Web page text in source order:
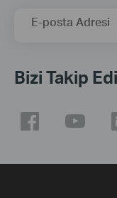
E-posta Adresi
Bizi Takip